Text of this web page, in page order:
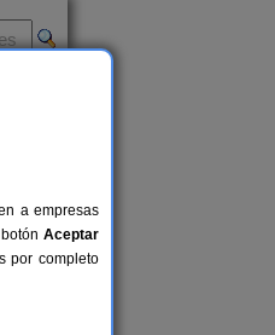
a empresas
Aceptar
por completo